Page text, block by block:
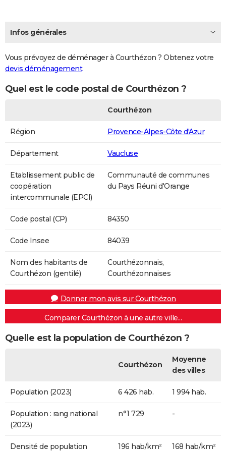
Infos générales
Vous prévoyez de déménager à Courthézon ? Obtenez votre
devis déménagement.
Quel est le code postal de Courthézon ?
Courthézon
Région Provence-Alpes-Côte d'Azur
Département Vaucluse
Etablissement public de
coopération
intercommunale (EPCI)
Communauté de communes
du Pays Réuni d'Orange
Code postal (CP) 84350
Code Insee 84039
Nom des habitants de
Courthézon (gentilé)
Courthézonnais,
Courthézonnaises
Donner mon avis sur Courthézon
Comparer Courthézon à une autre ville...
Quelle est la population de Courthézon ?
Courthézon
Moyenne
des villes
Population (2023) 6 426 hab. 1 994 hab.
Population : rang national
(2023)
n°1 729 -
Densité de population
196 hab/km² 168 hab/km²